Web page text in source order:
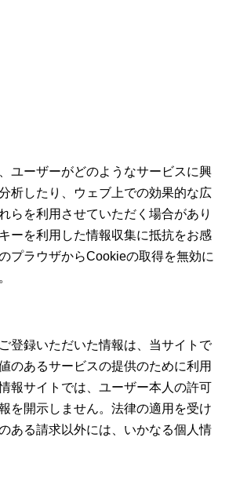
ユーザーがどのようなサービスに興
析したり、ウェブ上での効果的な広
らを利用させていただく場合があり
ーを利用した情報収集に抵抗をお感
プラウザからCookieの取得を無効に
登録いただいた情報は、当サイトで
のあるサービスの提供のために利用
報サイトでは、ユーザー本人の許可
を開示しません。法律の適用を受け
ある請求以外には、いかなる個人情